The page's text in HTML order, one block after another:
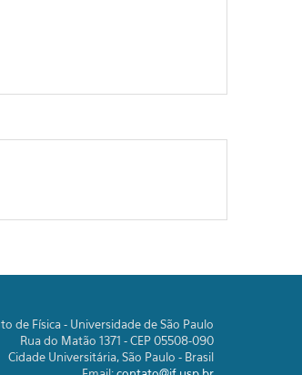
de Física - Universidade de São Paulo
Rua do Matão 1371 - CEP 05508-090
Cidade Universitária, São Paulo - Brasil